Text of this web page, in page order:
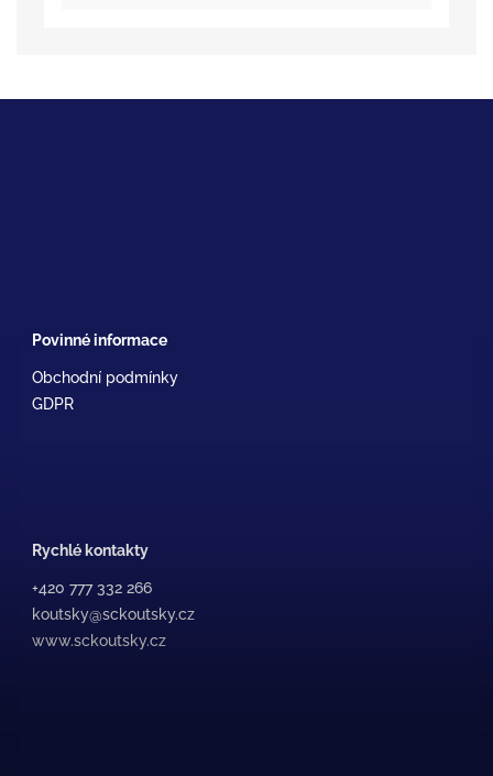
Povinné informace
Obchodní podmínky
GDPR
Rychlé kontakty
+420 777 332 266
koutsky@sckoutsky.cz
www.sckoutsky.cz